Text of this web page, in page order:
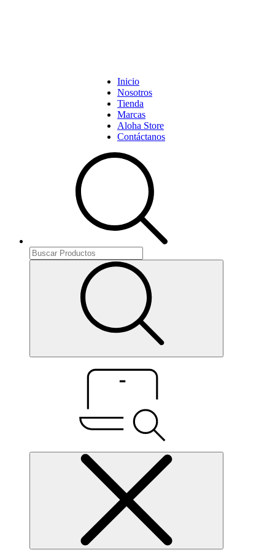
Inicio
Nosotros
Tienda
Marcas
Aloha Store
Contáctanos